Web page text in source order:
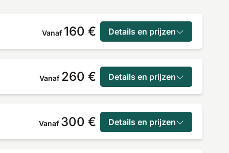
Vanaf 160 € Details en prijzen
Vanaf 260 € Details en prijzen
Vanaf 300 € Details en prijzen